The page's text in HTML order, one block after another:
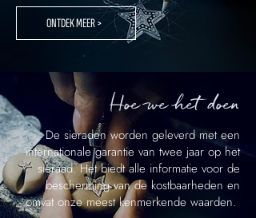
ONTDEK MEER >
Hoe we het doen
De sieraden worden geleverd met een
internationale garantie van twee jaar op het
sieraad. Het biedt alle informatie voor de
bescherming van de kostbaarheden en
omvat onze meest kenmerkende waarden.